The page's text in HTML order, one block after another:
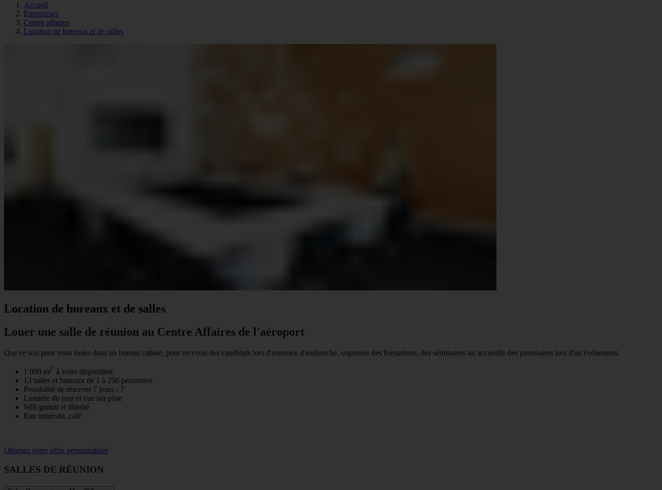
Accueil
Entreprises
Centre affaires
Location de bureaux et de salles
Location de bureaux et de salles
Louer une salle de réunion au Centre Affaires de l'aéroport
Que ce soit pour vous isoler dans un bureau cabine, pour recevoir des candidats lors d'entretien d'embauche, organiser des formations, des séminaires ou accueillir des partenaires lors d'un événement,
1 000 m2 à votre disposition
13 salles et bureaux de 1 à 250 personnes
Possibilité de réserver 7 jours / 7
Lumière du jour et vue sur piste
Wifi gratuit et illimité
Eau minérale, café
Obtenez votre offre personnalisée
SALLES DE RÉUNION